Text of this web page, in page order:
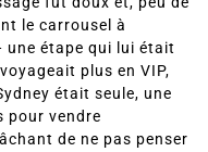
le carrousel à
une étape qui lui était
plus en VIP,
était seule, une
pour vendre
de ne pas penser